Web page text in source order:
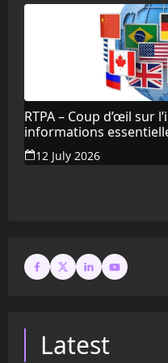
RTPA – Coup d’œil sur
informations
juillet 2026
12 July 2026
Latest